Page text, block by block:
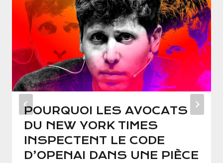
POURQUOI LES AVOCATS
DU NEW YORK TIMES
INSPECTENT LE CODE
D’OPENAI DANS UNE PIÈCE